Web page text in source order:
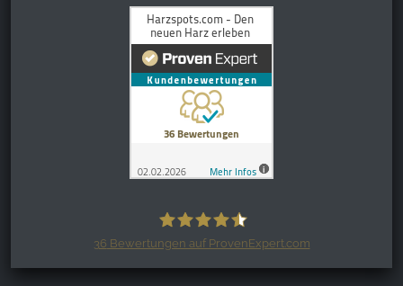
36 Bewertungen auf ProvenExpert.com